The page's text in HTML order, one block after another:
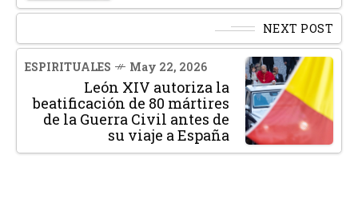
NEXT POST
ESPIRITUALES May 22, 2026
León XIV autoriza la
beatificación de 80 mártires
de la Guerra Civil antes de
su viaje a España